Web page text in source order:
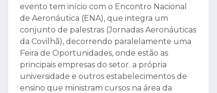
evento tem início com o Encontro Nacional
de Aeronáutica (ENA), que integra um
conjunto de palestras (Jornadas Aeronáuticas
da Covilhã), decorrendo paralelamente uma
Feira de Oportunidades, onde estão as
principais empresas do setor. a própria
universidade e outros estabelecimentos de
ensino que ministram cursos na área da